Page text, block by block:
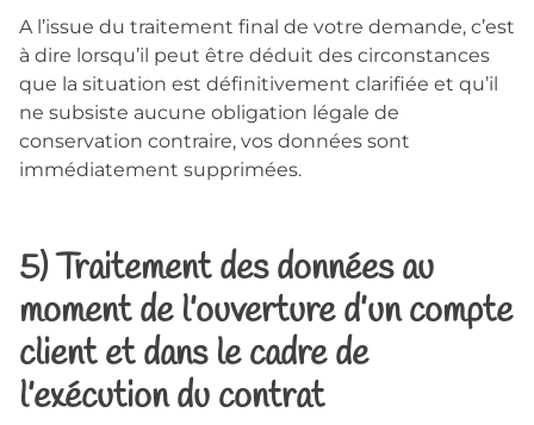
A l’issue du traitement final de votre demande, c’est
à dire lorsqu’il peut être déduit des circonstances
que la situation est définitivement clarifiée et qu’il
ne subsiste aucune obligation légale de
conservation contraire, vos données sont
immédiatement supprimées.
5) Traitement des données au
moment de l’ouverture d’un compte
client et dans le cadre de
l’exécution du contrat